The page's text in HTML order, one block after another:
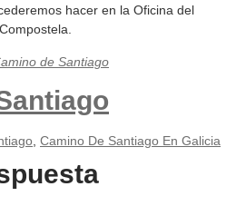
hacer en la Oficina del
de Santiago
Camino De Santiago En Galicia